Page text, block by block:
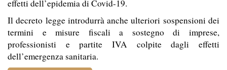
effetti dell’epidemia di Covid-19.
Il decreto legge introdurrà anche ulteriori sospensioni dei
termini e misure fiscali a sostegno di imprese,
professionisti e partite IVA colpite dagli effetti
dell’emergenza sanitaria.